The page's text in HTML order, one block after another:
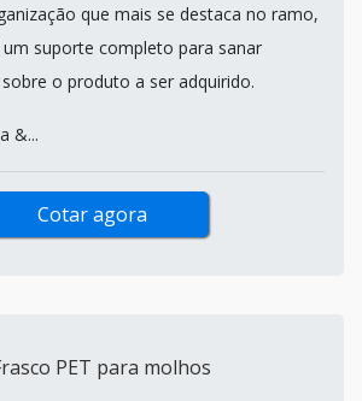
que mais se destaca no ramo,
suporte completo para sanar
o produto a ser adquirido.
&...
Cotar agora